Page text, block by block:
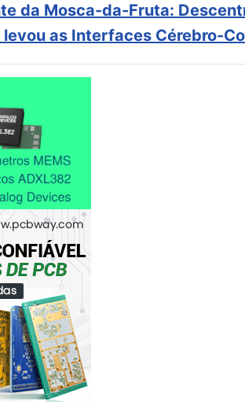
da Mosca-da-Fruta:
levou as Interfaces Cérebro-